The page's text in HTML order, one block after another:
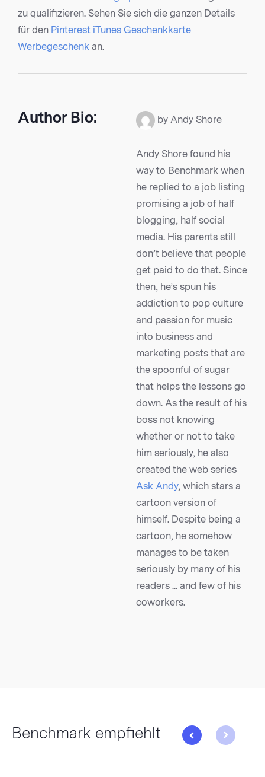
zu qualifizieren. Sehen Sie sich die ganzen Details
für den Pinterest iTunes Geschenkkarte
Werbegeschenk an.
Author Bio: by Andy Shore
Andy Shore found his
way to Benchmark when
he replied to a job listing
promising a job of half
blogging, half social
media. His parents still
don’t believe that people
get paid to do that. Since
then, he’s spun his
addiction to pop culture
and passion for music
into business and
marketing posts that are
the spoonful of sugar
that helps the lessons go
down. As the result of his
boss not knowing
whether or not to take
him seriously, he also
created the web series
Ask Andy, which stars a
cartoon version of
himself. Despite being a
cartoon, he somehow
manages to be taken
seriously by many of his
readers ... and few of his
coworkers.
Benchmark empfiehlt